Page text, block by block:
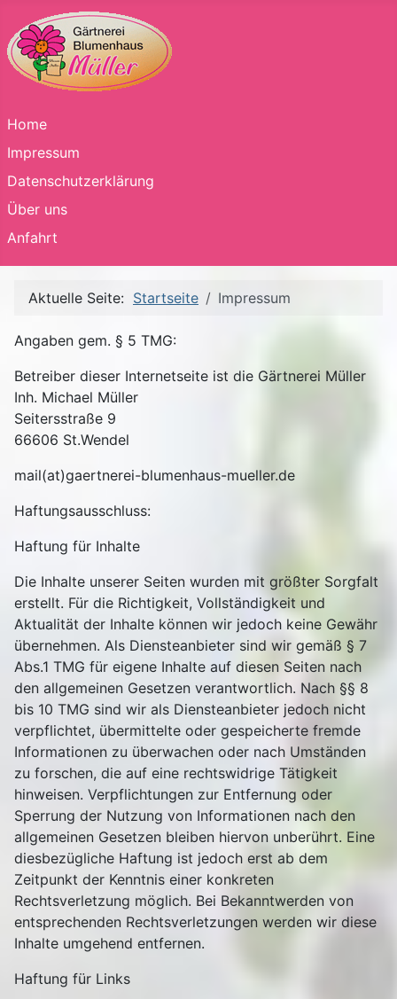
Home
Impressum
Datenschutzerklärung
Über uns
Anfahrt
Aktuelle Seite: Startseite Impressum
Angaben gem. § 5 TMG:
Betreiber dieser Internetseite ist die Gärtnerei Müller
Inh. Michael Müller
Seitersstraße 9
66606 St.Wendel
mail(at)gaertnerei-blumenhaus-mueller.de
Haftungsausschluss:
Haftung für Inhalte
Die Inhalte unserer Seiten wurden mit größter Sorgfalt
erstellt. Für die Richtigkeit, Vollständigkeit und
Aktualität der Inhalte können wir jedoch keine Gewähr
übernehmen. Als Diensteanbieter sind wir gemäß § 7
Abs.1 TMG für eigene Inhalte auf diesen Seiten nach
den allgemeinen Gesetzen verantwortlich. Nach §§ 8
bis 10 TMG sind wir als Diensteanbieter jedoch nicht
verpflichtet, übermittelte oder gespeicherte fremde
Informationen zu überwachen oder nach Umständen
zu forschen, die auf eine rechtswidrige Tätigkeit
hinweisen. Verpflichtungen zur Entfernung oder
Sperrung der Nutzung von Informationen nach den
allgemeinen Gesetzen bleiben hiervon unberührt. Eine
diesbezügliche Haftung ist jedoch erst ab dem
Zeitpunkt der Kenntnis einer konkreten
Rechtsverletzung möglich. Bei Bekanntwerden von
entsprechenden Rechtsverletzungen werden wir diese
Inhalte umgehend entfernen.
Haftung für Links